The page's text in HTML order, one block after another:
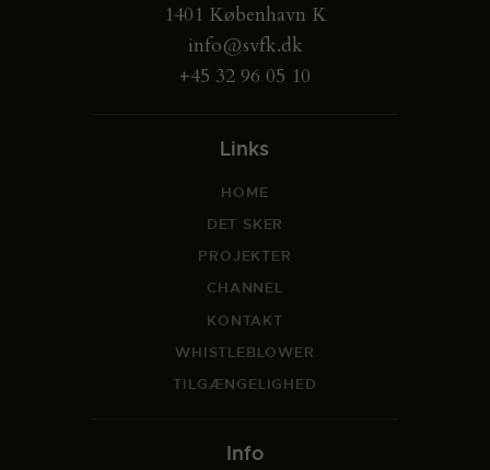
1401 København K
info@svfk.dk
+45 32 96 05 10
Links
HOME
DET SKER
PROJEKTER
CHANNEL
KONTAKT
WHISTLEBLOWER
TILGÆNGELIGHED
Info